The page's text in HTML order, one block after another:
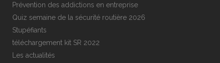
Prévention des addictions en entreprise
Quiz semaine de la sécurité routière 2026
Stupéfiants
téléchargement kit SR 2022
Les actualités